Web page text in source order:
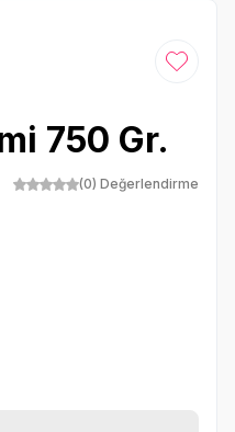
Favoriye
750 Gr.
(0) Değerlendirme